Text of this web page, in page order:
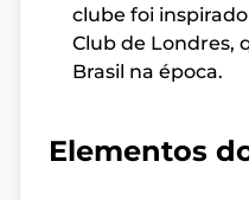
clube foi
Club de Londres,
Brasil na época.
Elementos